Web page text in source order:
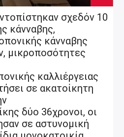
σχεδόν 10
κάνναβης,
κάνναβης
μικροποσότητες
καλλιέργειας
σε ακατοίκητη
δύο 36χρονοι, οι
σε αστυνομική